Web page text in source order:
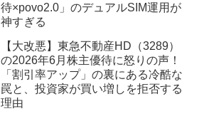
待×povo2.0」のデュアルSIM運用が
神すぎる
【大改悪】東急不動産HD（3289）
の2026年6月株主優待に怒りの声！
「割引率アップ」の裏にある冷酷な
罠と、投資家が買い増しを拒否する
理由